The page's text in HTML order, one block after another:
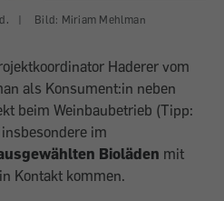
| Bild: Miriam Mehlman
Haderer vom
als Konsument:in neben
beim Weinbaubetrieb (Tipp:
im
Bioläden mit
Kontakt kommen.